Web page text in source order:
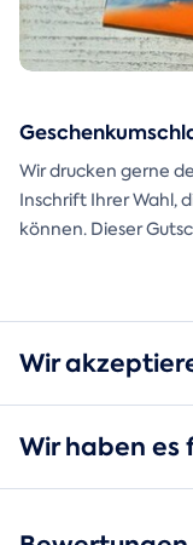
Wir drucken gerne
Inschrift Ihrer Wahl,
können. Dieser
gesteckt und direkt
Wir
Wir haben es